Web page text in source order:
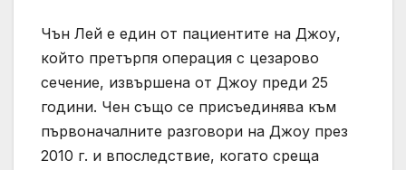
Чън Лей е един от пациентите на Джоу,
който претърпя операция с цезарово
сечение, извършена от Джоу преди 25
години. Чен също се присъединява към
първоначалните разговори на Джоу през
2010 г. и впоследствие, когато среща